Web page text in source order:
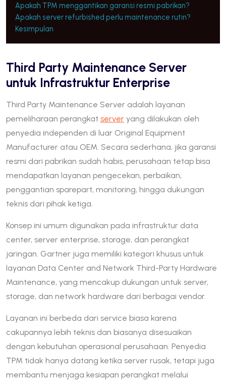
Apakah TPM menggantikan garansi resmi pabrikan?
Apakah server refurbished perlu maintenance rutin?
Kesimpulan
Third Party Maintenance Server
untuk Infrastruktur Enterprise
Third Party Maintenance Server adalah layanan
pemeliharaan perangkat server yang dilakukan oleh
penyedia independen di luar Original Equipment
Manufacturer atau OEM. Secara sederhana, jika garansi
resmi dari pabrikan sudah habis, perusahaan tetap bisa
mendapatkan layanan pengecekan, perbaikan,
penggantian sparepart, monitoring, hingga dukungan
teknis dari pihak ketiga.
Konsep ini umum digunakan pada infrastruktur data
center, server enterprise, storage, dan perangkat
jaringan. Gartner juga memiliki kategori khusus untuk
layanan Data Center and Network Third-Party Hardware
Maintenance, yang mencakup dukungan untuk server,
storage, dan network hardware dari berbagai vendor.
Layanan ini berbeda dari service biasa karena
cakupannya lebih teknis dan biasanya disesuaikan
dengan kebutuhan operasional perusahaan. Penyedia
TPM tidak hanya datang ketika server rusak, tetapi juga
membantu menjaga kesiapan perangkat melalui